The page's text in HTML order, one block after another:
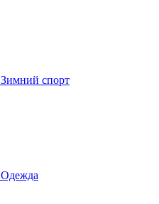
Зимний спорт
Одежда